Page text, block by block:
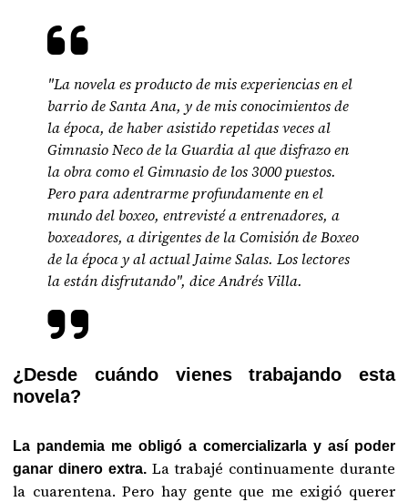
"La novela es producto de mis experiencias en el
barrio de Santa Ana, y de mis conocimientos de
la época, de haber asistido repetidas veces al
Gimnasio Neco de la Guardia al que disfrazo en
la obra como el Gimnasio de los 3000 puestos.
Pero para adentrarme profundamente en el
mundo del boxeo, entrevisté a entrenadores, a
boxeadores, a dirigentes de la Comisión de Boxeo
de la época y al actual Jaime Salas. Los lectores
la están disfrutando", dice Andrés Villa.
¿Desde cuándo vienes trabajando esta
novela?
La pandemia me obligó a comercializarla y así poder
ganar dinero extra.La trabajé continuamente durante
la cuarentena. Pero hay gente que me exigió querer